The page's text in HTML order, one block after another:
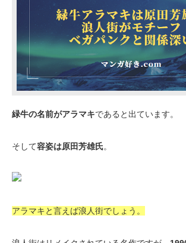
緑牛の名前がアラマキであると出ています。
そして容姿は原田芳雄氏。
アラマキと言えば浪人街でしょう。